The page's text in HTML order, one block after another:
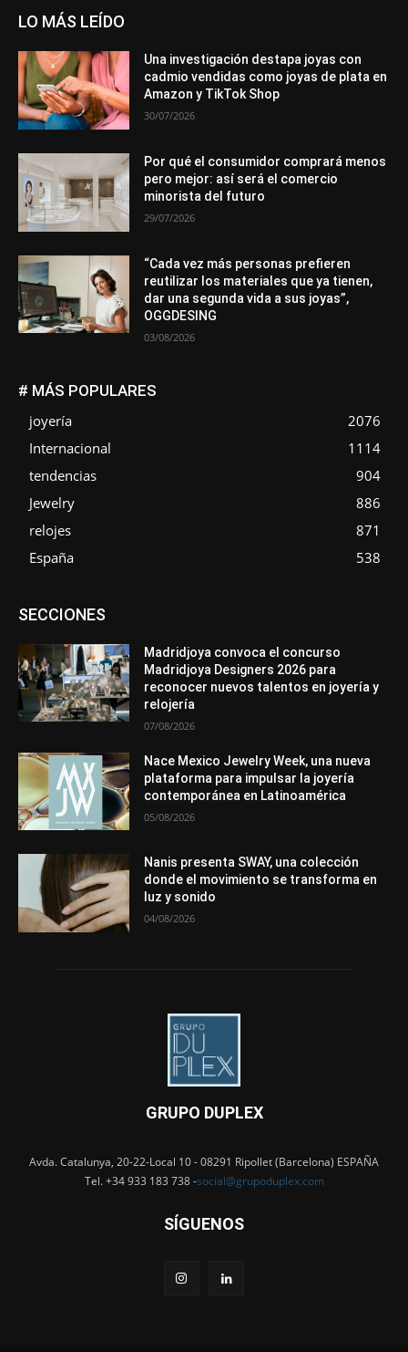
LO MÁS LEÍDO
Una investigación destapa joyas con
cadmio vendidas como joyas de plata en
Amazon y TikTok Shop
30/07/2026
Por qué el consumidor comprará menos
pero mejor: así será el comercio
minorista del futuro
29/07/2026
“Cada vez más personas prefieren
reutilizar los materiales que ya tienen,
dar una segunda vida a sus joyas”,
OGGDESING
03/08/2026
# MÁS POPULARES
joyería
2076
Internacional
1114
tendencias
904
Jewelry
886
relojes
871
España
538
SECCIONESAsociaciones
Entrevistas
Mundo Técnico
Novedades Opiniones
Perspectiva
Premios
Secciones Sin categoría
Más
Madridjoya convoca el concurso
Madridjoya Designers 2026 para
reconocer nuevos talentos en joyería y
relojería
07/08/2026
Nace Mexico Jewelry Week, una nueva
plataforma para impulsar la joyería
contemporánea en Latinoamérica
05/08/2026
Nanis presenta SWAY, una colección
donde el movimiento se transforma en
luz y sonido
04/08/2026
GRUPO DUPLEX
Avda. Catalunya, 20-22-Local 10 - 08291 Ripollet (Barcelona) ESPAÑA
Tel. +34 933 183 738 -social@grupoduplex.com
SÍGUENOS